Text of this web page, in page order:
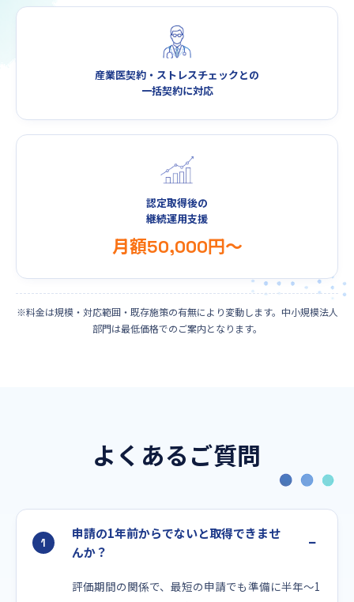
産業医契約・ストレスチェックとの
一括契約に対応
認定取得後の
継続運用支援
月額50,000円〜
※料金は規模・対応範囲・既存施策の有無により変動します。中小規模法人
部門は最低価格でのご案内となります。
よくあるご質問
1
申請の1年前からでないと取得できませ
んか？
−
評価期間の関係で、最短の申請でも準備に半年〜1